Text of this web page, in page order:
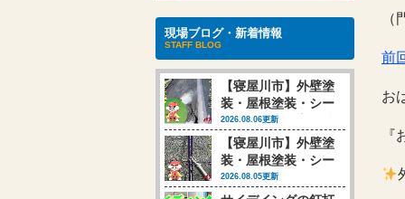
前
お
現場ブログ・新着情報
STAFF BLOG
【寝屋川市】外壁塗
装・屋根塗装・シー
リング工事 高圧洗
浄行いました
2026.08.06更新
【寝屋川市】外壁塗
装・屋根塗装・シー
リング工事 シーリ
ング工事行いました
2026.08.05更新